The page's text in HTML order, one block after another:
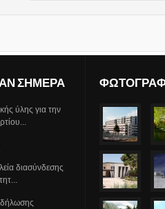
ΣΗΜΕΡΑ
ύλης για την
διασύνδεσης